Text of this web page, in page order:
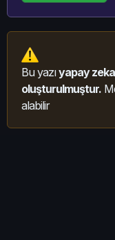
Bu yazıyapay
oluşturulmuştur.
alabilir